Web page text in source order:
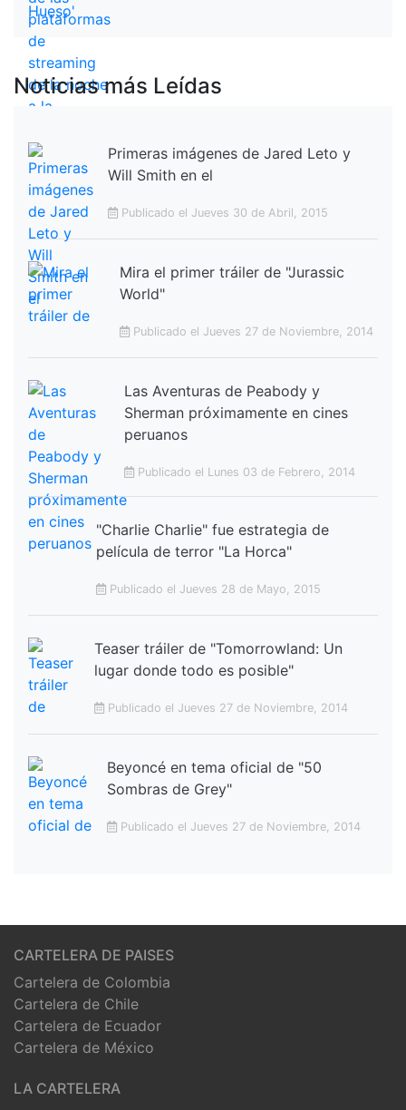
Noticias más Leídas
Primeras imágenes de Jared Leto y
Will Smith en el
Publicado el Jueves 30 de Abril, 2015
Mira el primer tráiler de "Jurassic
World"
Publicado el Jueves 27 de Noviembre, 2014
Las Aventuras de Peabody y
Sherman próximamente en cines
peruanos
Publicado el Lunes 03 de Febrero, 2014
"Charlie Charlie" fue estrategia de
película de terror "La Horca"
Publicado el Jueves 28 de Mayo, 2015
Teaser tráiler de "Tomorrowland: Un
lugar donde todo es posible"
Publicado el Jueves 27 de Noviembre, 2014
Beyoncé en tema oficial de "50
Sombras de Grey"
Publicado el Jueves 27 de Noviembre, 2014
CARTELERA DE PAISES
Cartelera de Colombia
Cartelera de Chile
Cartelera de Ecuador
Cartelera de México
LA CARTELERA